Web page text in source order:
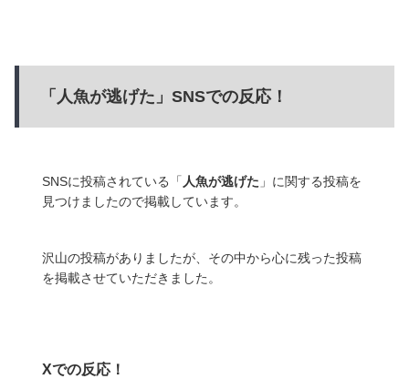
「人魚が逃げた」SNSでの反応！
SNSに投稿されている「 人魚が逃げた 」に関する投稿を
見つけましたので掲載しています。
沢山の投稿がありましたが、その中から心に残った投稿
を掲載させていただきました。
Xでの反応！